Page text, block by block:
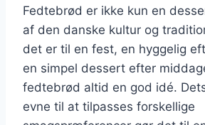
Fedtebrød er ikke kun en
af den danske kultur og
det er til en fest, en hyggelig
en simpel dessert efter
fedtebrød altid en god idé.
evne til at tilpasses forskellige